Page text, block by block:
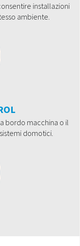
installazioni
ambiente.
bordo macchina o il
domotici.